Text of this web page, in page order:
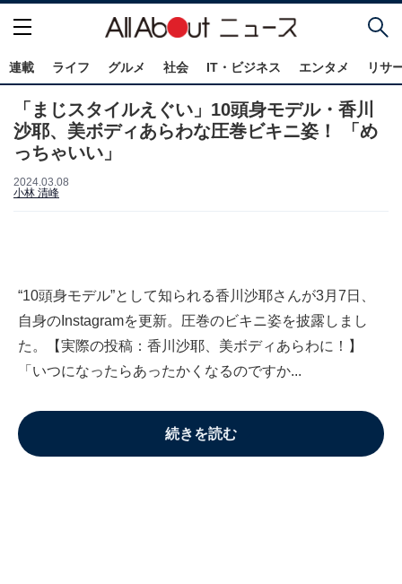
連載 ライフ グルメ 社会 IT・ビジネス エンタメ リサ
「まじスタイルえぐい」10頭身モデル・香川
沙耶、美ボディあらわな圧巻ビキニ姿！ 「め
っちゃいい」
2024.03.08
小林 清峰
“10頭身モデル”として知られる香川沙耶さんが3月7日、
自身のInstagramを更新。圧巻のビキニ姿を披露しまし
た。【実際の投稿：香川沙耶、美ボディあらわに！】
「いつになったらあったかくなるのですか...
続きを読む